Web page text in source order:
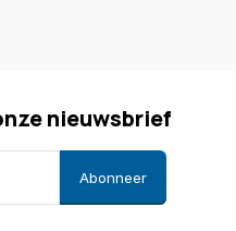
nieuwsbrief
Abonneer